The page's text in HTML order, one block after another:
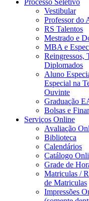
Processo Seletivo
Vestibular
Professor do
RS Talentos
Mestrado e
MBA e
Reingressos,
Diplomados
Aluno
Especial na
Ouvinte
Graduação
Bolsas e
Serviços Online
Avaliação
Biblioteca
Calendários
Catálogo
Grade de
Matriculas /
de Matriculas
Impressões